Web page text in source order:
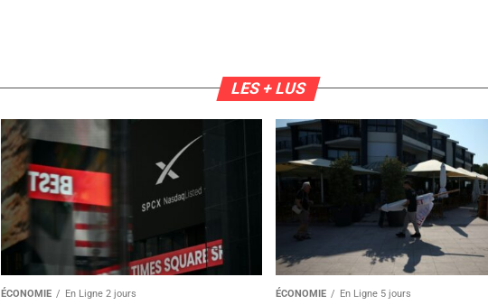
LES + LUS
ÉCONOMIE En Ligne 2 jours ÉCONOMIE En Ligne 5 jours